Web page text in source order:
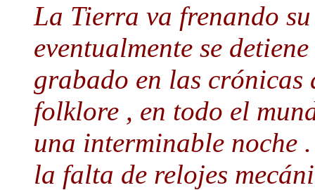
La Tierra va frenando
eventualmente se
grabado en las
folklore , en todo el
una interminable noche
la falta de relojes